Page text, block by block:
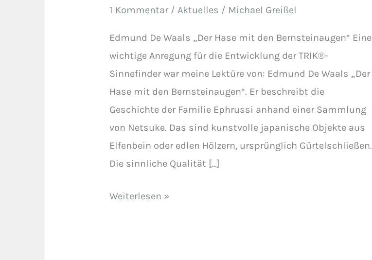
1 Kommentar /Aktuelles / Michael Greißel
Edmund De Waals „Der Hase mit den Bernsteinaugen“ Eine
wichtige Anregung für die Entwicklung der TRIK®-
Sinnefinder war meine Lektüre von: Edmund De Waals „Der
Hase mit den Bernsteinaugen“. Er beschreibt die
Geschichte der Familie Ephrussi anhand einer Sammlung
von Netsuke. Das sind kunstvolle japanische Objekte aus
Elfenbein oder edlen Hölzern, ursprünglich Gürtelschließen.
Die sinnliche Qualität […]
–
Sinnen
Weiterlesen »